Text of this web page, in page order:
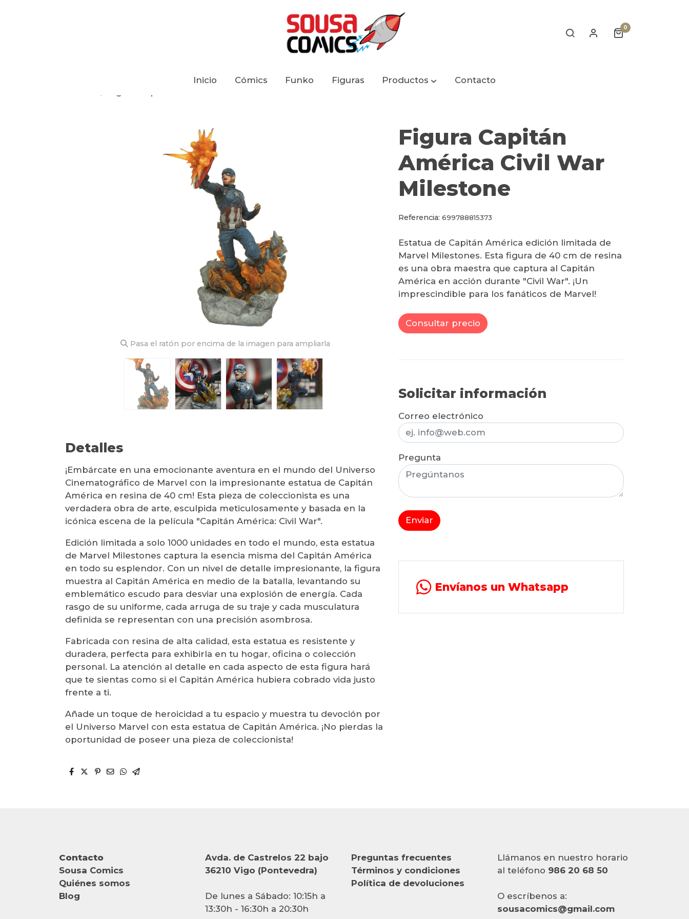
0
Inicio Cómics Funko Figuras Productos
Contacto
Pasa el ratón por encima de la imagen para ampliarla
Detalles
¡Embárcate en una emocionante aventura en el mundo del Universo
Cinematográfico de Marvel con la impresionante estatua de Capitán
América en resina de 40 cm! Esta pieza de coleccionista es una
verdadera obra de arte, esculpida meticulosamente y basada en la
icónica escena de la película "Capitán América: Civil War".
Edición limitada a solo 1000 unidades en todo el mundo, esta estatua
de Marvel Milestones captura la esencia misma del Capitán América
en todo su esplendor. Con un nivel de detalle impresionante, la figura
muestra al Capitán América en medio de la batalla, levantando su
emblemático escudo para desviar una explosión de energía. Cada
rasgo de su uniforme, cada arruga de su traje y cada musculatura
definida se representan con una precisión asombrosa.
Fabricada con resina de alta calidad, esta estatua es resistente y
duradera, perfecta para exhibirla en tu hogar, oficina o colección
personal. La atención al detalle en cada aspecto de esta figura hará
que te sientas como si el Capitán América hubiera cobrado vida justo
frente a ti.
Añade un toque de heroicidad a tu espacio y muestra tu devoción por
el Universo Marvel con esta estatua de Capitán América. ¡No pierdas la
oportunidad de poseer una pieza de coleccionista!
Figura Capitán
América Civil War
Milestone
Referencia:699788815373
Estatua de Capitán América edición limitada de
Marvel Milestones. Esta figura de 40 cm de resina
es una obra maestra que captura al Capitán
América en acción durante "Civil War". ¡Un
imprescindible para los fanáticos de Marvel!
Consultar precio
Solicitar información
Correo electrónico
Pregunta
Enviar
Envíanos un Whatsapp
Contacto
Sousa Comics
Quiénes somos
Blog
Avda. de Castrelos 22 bajo
36210 Vigo (Pontevedra)
De lunes a Sábado: 10:15h a
13:30h - 16:30h a 20:30h
Preguntas frecuentes
Términos y condiciones
Política de devoluciones
Llámanos en nuestro horario
al teléfono 986 20 68 50
O escríbenos a:
sousacomics@gmail.com